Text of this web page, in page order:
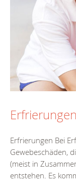
Erfrierungen
Erfrierungen Bei
Gewebeschäden,
(meist in
entstehen. Es